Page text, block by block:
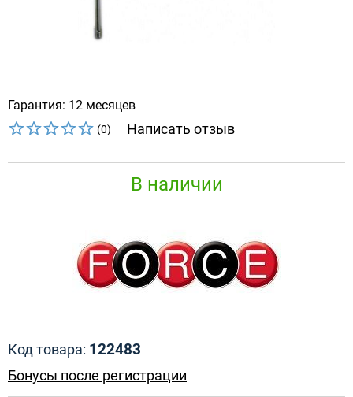
Гарантия: 12 месяцев
(0) Написать отзыв
В наличии
Код товара: 122483
Бонусы после регистрации